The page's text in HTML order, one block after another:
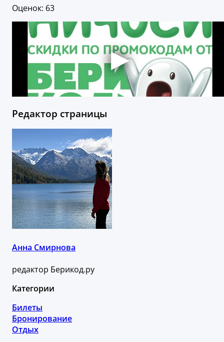
Оценок: 63
Редактор страницы
Анна Смирнова
редактор Берикод.ру
Категории
Билеты
Бронирование
Отдых